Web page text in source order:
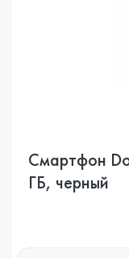
Смартфон
ГБ, черный